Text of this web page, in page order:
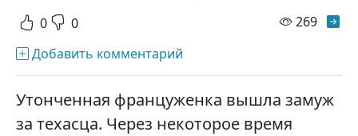
0 0 269
Добавить комментарий
Утонченная француженка вышла замуж
за техасца. Через некоторое время